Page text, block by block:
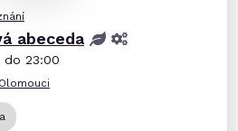
abeceda
do 23:00